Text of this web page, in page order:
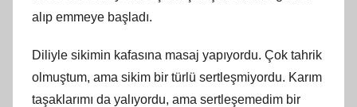
alıp emmeye başladı.
Diliyle sikimin kafasına masaj yapıyordu. Çok tahrik
olmuştum, ama sikim bir türlü sertleşmiyordu. Karım
taşaklarımı da yalıyordu, ama sertleşemedim bir